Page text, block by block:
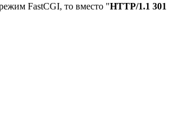
FastCGI, то вместо "HTTP/1.1 301